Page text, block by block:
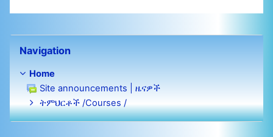
Navigation
Home
Site announcements | ዜናዎች
ትምህርቶች /Courses /